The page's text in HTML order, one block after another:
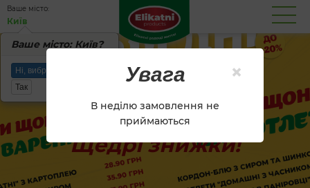
Вашe місто:
Київ
Вашe місто: Київ?
Ні, вибрати інше місто
Так
Щедрі знижки!
Увага ×
В неділю замовлення не
приймаються